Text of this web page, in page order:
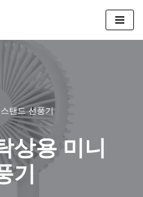
탠드 선풍기
상용 미니
기